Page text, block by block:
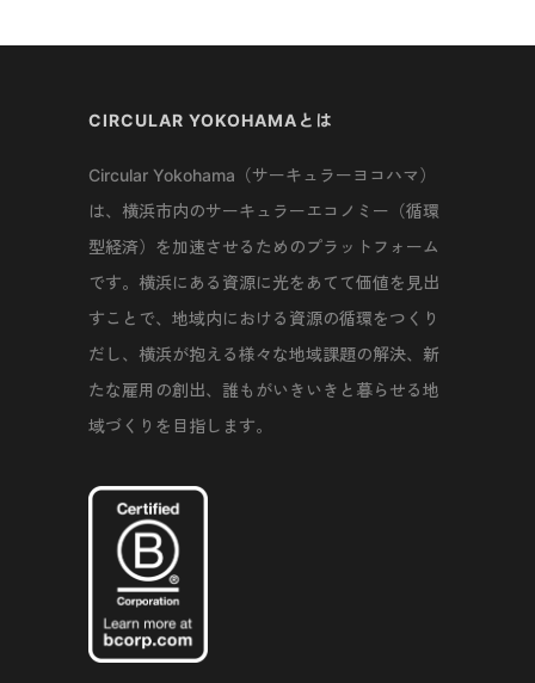
CIRCULAR YOKOHAMAとは
Circular Yokohama（サーキュラーヨコハマ）
は、横浜市内のサーキュラーエコノミー（循環
型経済）を加速させるためのプラットフォーム
です。横浜にある資源に光をあてて価値を見出
すことで、地域内における資源の循環をつくり
だし、横浜が抱える様々な地域課題の解決、新
たな雇用の創出、誰もがいきいきと暮らせる地
域づくりを目指します。